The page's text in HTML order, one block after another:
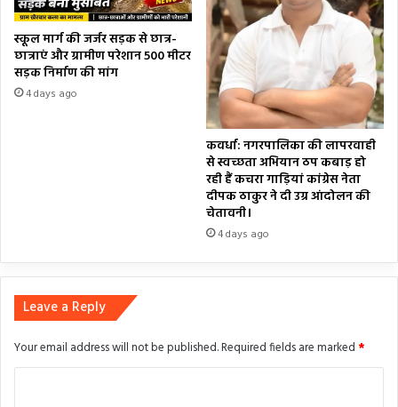
स्कूल मार्ग की जर्जर सड़क से छात्र-
छात्राएं और ग्रामीण परेशान 500 मीटर
सड़क निर्माण की मांग
4 days ago
कवर्धा: नगरपालिका की लापरवाही
से स्वच्छता अभियान ठप कबाड़ हो
रही हैं कचरा गाड़ियां कांग्रेस नेता
दीपक ठाकुर ने दी उग्र आंदोलन की
चेतावनी।
4 days ago
Leave a Reply
Your email address will not be published.Required fields are marked *